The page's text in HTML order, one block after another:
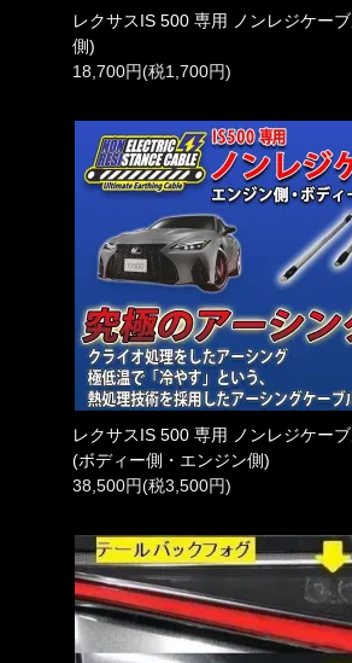
レクサスIS 500 専用 ノンレジケー
側)
18,700円(税1,700円)
レクサスIS 500 専用 ノンレジケー
(ボディー側・エンジン側)
38,500円(税3,500円)